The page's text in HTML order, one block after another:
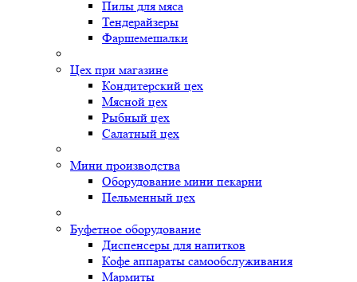
Пилы для мяса
Тендерайзеры
Фаршемешалки
Цех при магазине
Кондитерский цех
Мясной цех
Рыбный цех
Салатный цех
Мини производства
Оборудование мини пекарни
Пельменный цех
Буфетное оборудование
Диспенсеры для напитков
Кофе аппараты самообслуживания
Мармиты